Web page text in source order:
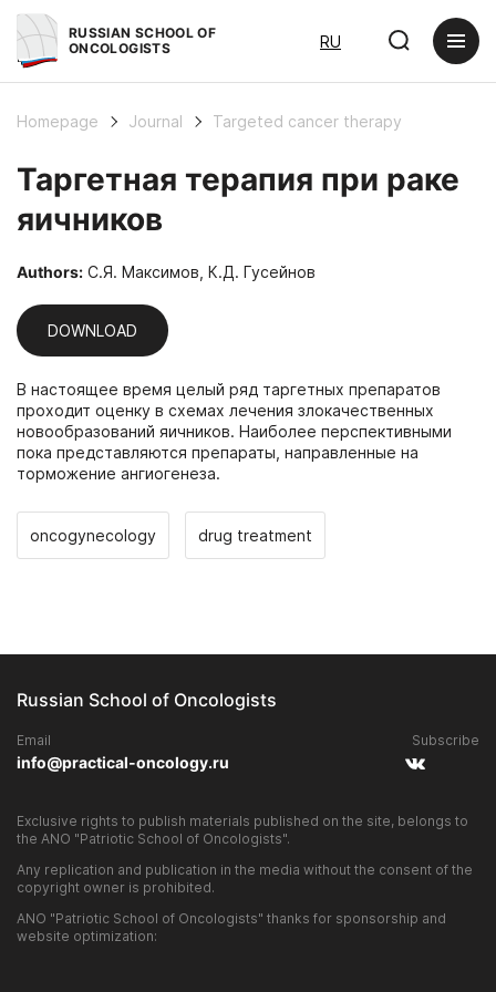
RUSSIAN SCHOOL OF
ONCOLOGISTS
RU
Homepage Journal Targeted cancer therapy
Таргетная терапия при раке
яичников
Authors: С.Я. Максимов, К.Д. Гусейнов
DOWNLOAD
В настоящее время целый ряд таргетных препаратов
проходит оценку в схемах лечения злокачественных
новообразований яичников. Наиболее перспективными
пока представляются препараты, направленные на
торможение ангиогенеза.
oncogynecology drug treatment
Russian School of Oncologists
Email
info@practical-oncology.ru
Subscribe
Exclusive rights to publish materials published on the site, belongs to
the ANO "Patriotic School of Oncologists".
Any replication and publication in the media without the consent of the
copyright owner is prohibited.
ANO "Patriotic School of Oncologists" thanks for sponsorship and
website optimization: